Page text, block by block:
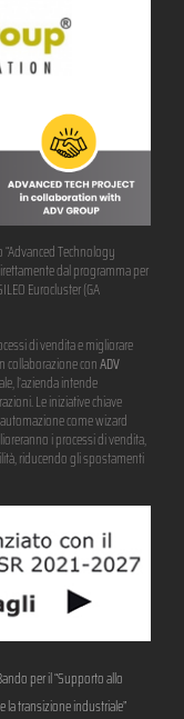
Technology
dal programma per
Eurocluster (GA
di vendita e migliorare
collaborazione conADV
l’azienda intende
Le iniziative chiave
come wizard
i processi di vendita,
riducendo gli spostamenti
per il “Supporto allo
la transizione industriale”